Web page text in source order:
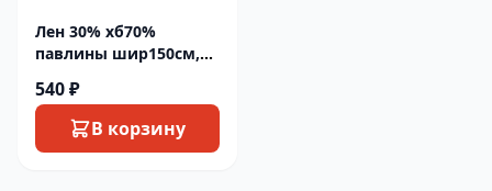
Лен 30% хб70%
павлины шир150см,
540 ₽
В корзину